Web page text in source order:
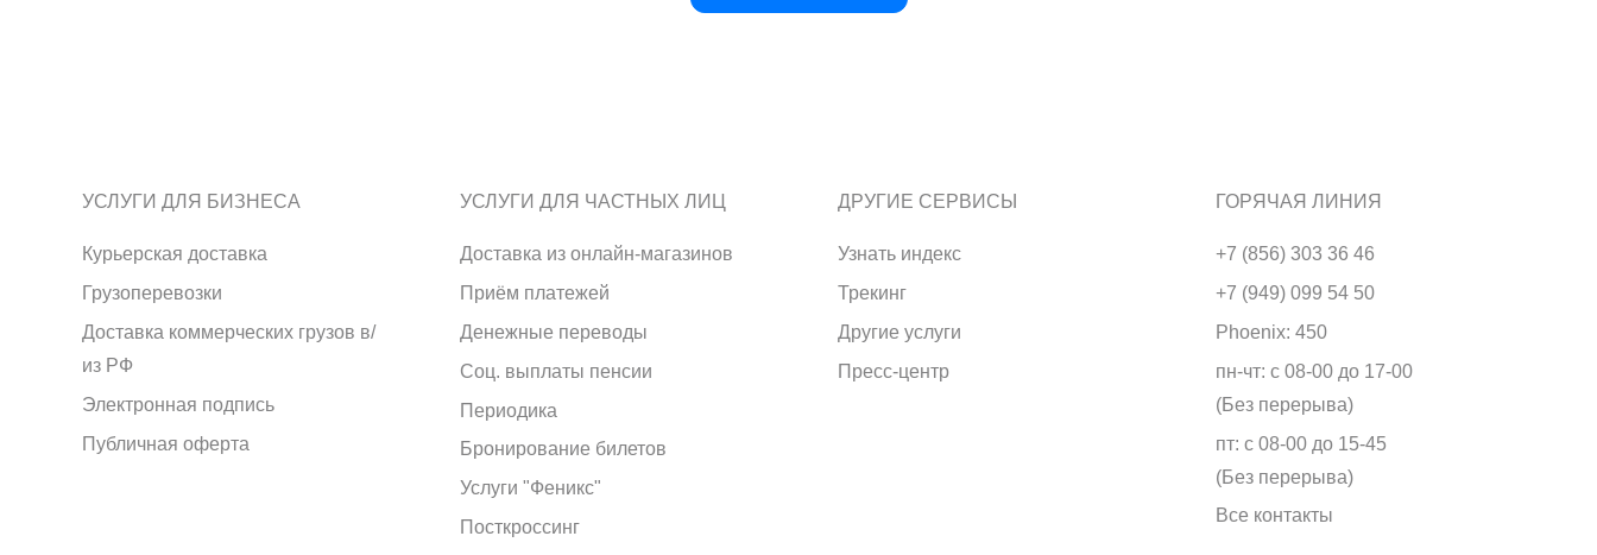
УСЛУГИ ДЛЯ БИЗНЕСА
Курьерская доставка
Грузоперевозки
Доставка коммерческих грузов в/
из РФ
Электронная подпись
Публичная оферта
УСЛУГИ ДЛЯ ЧАСТНЫХ ЛИЦ
Доставка из онлайн-магазинов
Приём платежей
Денежные переводы
Соц. выплаты пенсии
Периодика
Бронирование билетов
Услуги "Феникс"
Посткроссинг
ДРУГИЕ СЕРВИСЫ
Узнать индекс
Трекинг
Другие услуги
Пресс-центр
ГОРЯЧАЯ ЛИНИЯ
+7 (856) 303 36 46
+7 (949) 099 54 50
Phoenix: 450
пн-чт: с 08-00 до 17-00
(Без перерыва)
пт: с 08-00 до 15-45
(Без перерыва)
Все контакты